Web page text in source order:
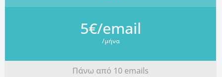
5€/email
/μήνα
Πάνω από 10 emails